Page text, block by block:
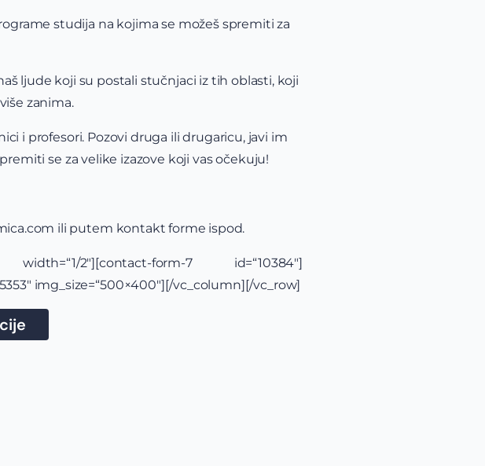
studija na kojima se možeš spremiti za
ljude koji su postali stučnjaci iz tih oblasti, koji
zanima.
i profesori. Pozovi druga ili drugaricu, javi im
se za velike izazove koji vas očekuju!
ili putem kontakt forme ispod.
width=“1/2″][contact-form-7 id=“10384″]
img_size=“500×400″][/vc_column][/vc_row]